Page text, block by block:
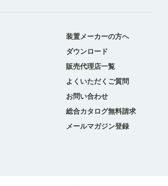
装置メーカーの方へ
ダウンロード
販売代理店一覧
よくいただくご質問
お問い合わせ
総合カタログ無料請求
メールマガジン登録